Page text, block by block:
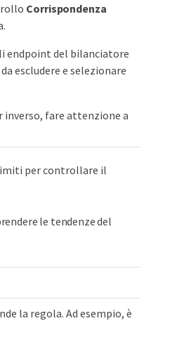
Corrispondenza
endpoint del bilanciatore
escludere e selezionare
inverso, fare attenzione a
per controllare il
le tendenze del
la regola. Ad esempio, è